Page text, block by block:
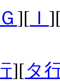
Ｇ ][ Ｉ
][タ